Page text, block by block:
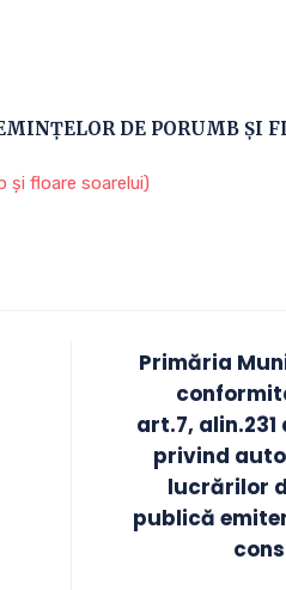
DE PORUMB ȘI
și floare soarelui)
Primăria
art.7, alin.231
privind
lucrărilor
publică